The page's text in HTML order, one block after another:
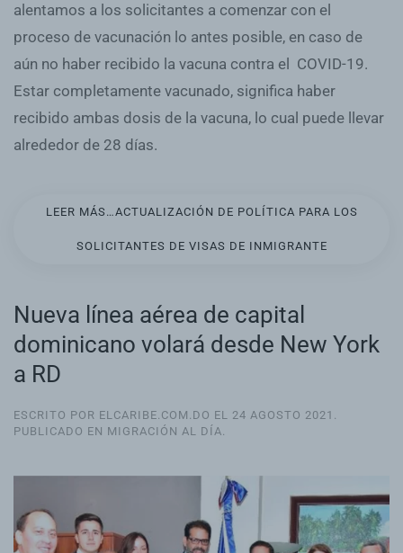
alentamos a los solicitantes a comenzar con el
proceso de vacunación lo antes posible, en caso de
aún no haber recibido la vacuna contra el COVID-19.
Estar completamente vacunado, significa haber
recibido ambas dosis de la vacuna, lo cual puede llevar
alrededor de 28 días.
LEER MÁS…ACTUALIZACIÓN DE POLÍTICA PARA LOS
SOLICITANTES DE VISAS DE INMIGRANTE
Nueva línea aérea de capital
dominicano volará desde New York
a RD
ESCRITO POR ELCARIBE.COM.DO EL 24 AGOSTO 2021 .
PUBLICADO EN MIGRACIÓN AL DÍA.